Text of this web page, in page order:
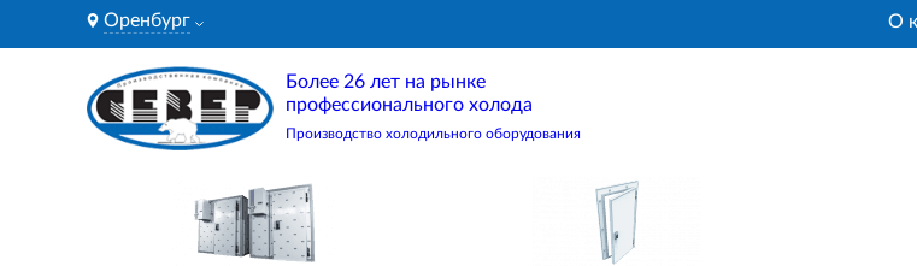
Оренбург О
Более 26 лет на рынке
профессионального холода
Производство холодильного оборудования